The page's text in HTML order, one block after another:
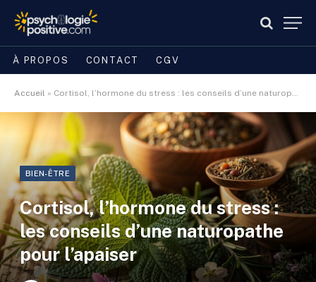
À PROPOS CONTACT CGV
Accueil » Cortisol, l’hormone du stress : les conseils d’une naturopathe pour l’apaiser
BIEN-ÊTRE
Cortisol, l’hormone du stress :
les conseils d’une naturopathe
pour l’apaiser